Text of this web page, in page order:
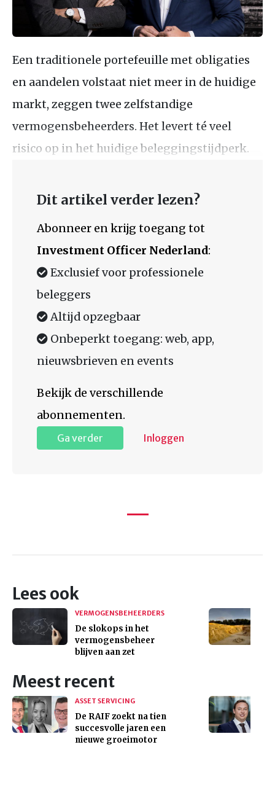
Een traditionele portefeuille met obligaties
en aandelen volstaat niet meer in de huidige
markt, zeggen twee zelfstandige
vermogensbeheerders. Het levert té veel
risico op in het huidige beleggingstijdperk.
Dit artikel verder lezen?
Abonneer en krijg toegang tot
Investment Officer Nederland:
Exclusief voor professionele
beleggers
Altijd opzegbaar
Onbeperkt toegang: web, app,
nieuwsbrieven en events
Bekijk de verschillende
abonnementen.
Ga verder Inloggen
Lees ook
VERMOGENSBEHEERDERS
De slokops in het
vermogensbeheer
blijven aan zet
Meest recent
ASSET SERVICING
De RAIF zoekt na tien
succesvolle jaren een
nieuwe groeimotor